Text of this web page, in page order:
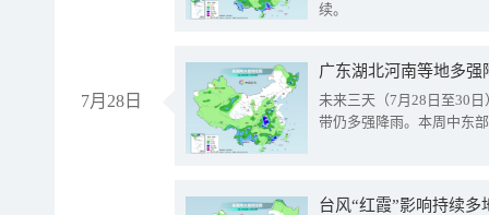
续。
7月28日
广东湖北河南等地多
未来三天（7月28日至30
带仍多强降雨。本周中东
台风“红霞”影响持续